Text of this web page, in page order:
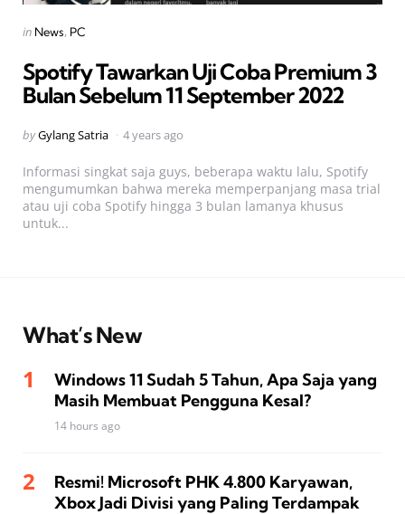
Categories
Posted
in News PC
Spotify Tawarkan Uji Coba Premium 3
Bulan Sebelum 11 September 2022
Posted
byGylang Satria 4 years ago
Informasi singkat saja guys, beberapa waktu lalu, Spotify
mengumumkan bahwa mereka memperpanjang masa trial
atau uji coba Spotify hingga 3 bulan lamanya khusus
untuk...
What’s New
Windows 11 Sudah 5 Tahun, Apa Saja yang
Masih Membuat Pengguna Kesal?
14 hours ago
Resmi! Microsoft PHK 4.800 Karyawan,
Xbox Jadi Divisi yang Paling Terdampak